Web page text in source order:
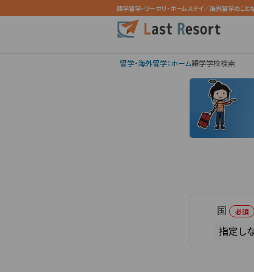
語学留学・ワーホリ・ホームステイ／海外留学のこと
留学・海外留学：ホーム語学学校検索
国 必須